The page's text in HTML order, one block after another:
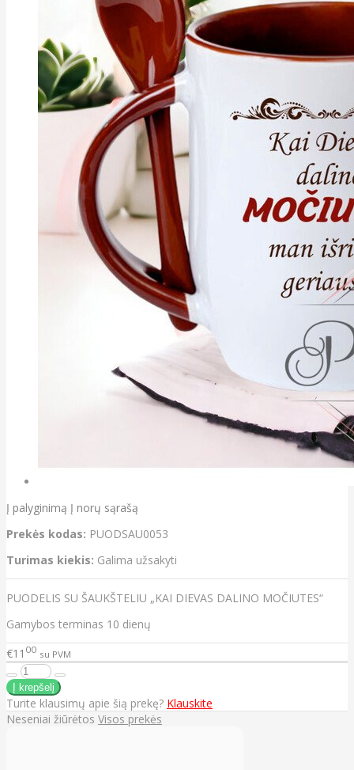
Į palyginimą Į norų sąrašą
Prekės kodas: PUODSAU0053
Turimas kiekis: Galima užsakyti
PUODELIS SU ŠAUKŠTELIU „KAI DIEVAS DALINO MOČIUTES“
Gamybos terminas 10 dienų
€11 00 su PVM
Turite klausimų apie šią prekę? Klauskite
Neseniai žiūrėtos Visos prekės